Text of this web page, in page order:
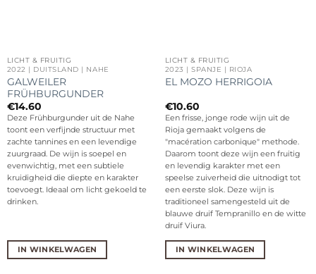
LICHT & FRUITIG
2022 | DUITSLAND | NAHE
GALWEILER
FRÜHBURGUNDER
€14.60
Deze Frühburgunder uit de Nahe
toont een verfijnde structuur met
zachte tannines en een levendige
zuurgraad. De wijn is soepel en
evenwichtig, met een subtiele
kruidigheid die diepte en karakter
toevoegt. Ideaal om licht gekoeld te
drinken.
IN WINKELWAGEN
LICHT & FRUITIG
2023 | SPANJE | RIOJA
EL MOZO HERRIGOIA
€10.60
Een frisse, jonge rode wijn uit de
Rioja gemaakt volgens de
"macération carbonique" methode.
Daarom toont deze wijn een fruitig
en levendig karakter met een
speelse zuiverheid die uitnodigt tot
een eerste slok. Deze wijn is
traditioneel samengesteld uit de
blauwe druif Tempranillo en de witte
druif Viura.
IN WINKELWAGEN